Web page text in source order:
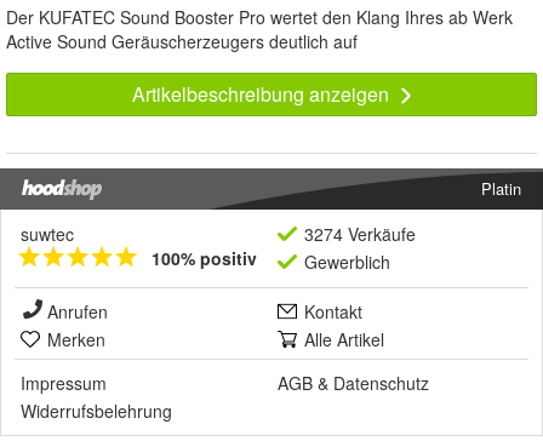
Der KUFATEC Sound Booster Pro wertet den Klang Ihres ab Werk
Active Sound Geräuscherzeugers deutlich auf
Artikelbeschreibung anzeigen
Platin
suwtec
100% positiv
3274 Verkäufe
Gewerblich
Anrufen
Kontakt
Merken
Alle Artikel
Impressum
AGB & Datenschutz
Widerrufsbelehrung